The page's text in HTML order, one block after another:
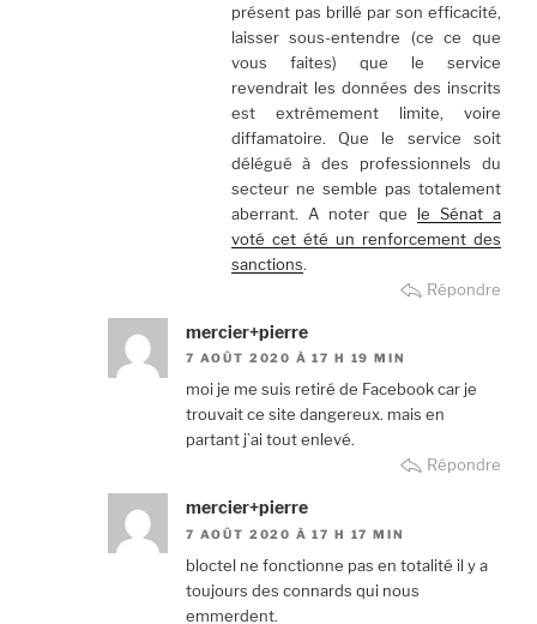
présent pas brillé par son efficacité,
laisser sous-entendre (ce ce que
vous faites) que le service
revendrait les données des inscrits
est extrêmement limite, voire
diffamatoire. Que le service soit
délégué à des professionnels du
secteur ne semble pas totalement
aberrant. A noter que le Sénat a
voté cet été un renforcement des
sanctions.
Répondre
mercier+pierre
7 AOÛT 2020 À 17 H 19 MIN
moi je me suis retiré de Facebook car je
trouvait ce site dangereux. mais en
partant j’ai tout enlevé.
Répondre
mercier+pierre
7 AOÛT 2020 À 17 H 17 MIN
bloctel ne fonctionne pas en totalité il y a
toujours des connards qui nous
emmerdent.